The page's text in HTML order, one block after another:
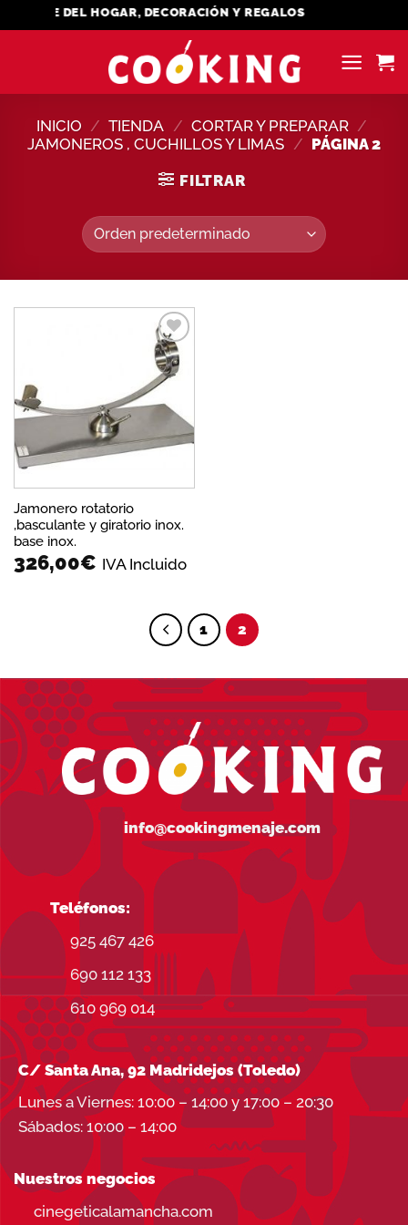
al
DEL HOGAR, DECORACIÓN Y REGALOS
INICIO / TIENDA / CORTAR Y PREPARAR /
JAMONEROS , CUCHILLOS Y LIMAS / PÁGINA 2
FILTRAR
Añadir
a la
lista de
deseos
Jamonero rotatorio
,basculante y giratorio inox.
base inox.
326,00€ IVA Incluido
1 2
info@cookingmenaje.com
Teléfonos:
925 467 426
690 112 133
610 969 014
C/ Santa Ana, 92 Madridejos (Toledo)
Lunes a Viernes: 10:00 – 14:00 y 17:00 – 20:30
Sábados: 10:00 – 14:00
Nuestros negocios
cinegeticalamancha.com